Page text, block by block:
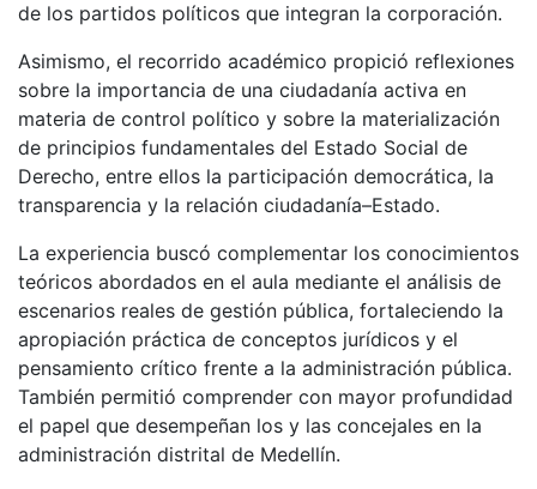
de los partidos políticos que integran la corporación.
Asimismo, el recorrido académico propició reflexiones
sobre la importancia de una ciudadanía activa en
materia de control político y sobre la materialización
de principios fundamentales del Estado Social de
Derecho, entre ellos la participación democrática, la
transparencia y la relación ciudadanía–Estado.
La experiencia buscó complementar los conocimientos
teóricos abordados en el aula mediante el análisis de
escenarios reales de gestión pública, fortaleciendo la
apropiación práctica de conceptos jurídicos y el
pensamiento crítico frente a la administración pública.
También permitió comprender con mayor profundidad
el papel que desempeñan los y las concejales en la
administración distrital de Medellín.